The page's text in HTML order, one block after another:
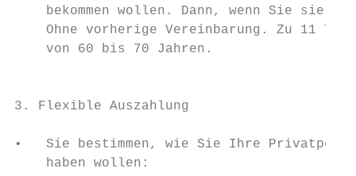
bekommen wollen. Dann, wenn Sie sie
Ohne vorherige Vereinbarung. Zu 11
von 60 bis 70 Jahren.
3. Flexible Auszahlung
•   Sie bestimmen, wie Sie Ihre
haben wollen: